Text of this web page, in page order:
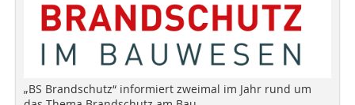
„BS Brandschutz“ informiert zweimal im Jahr rund um